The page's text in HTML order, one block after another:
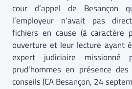
cour d’appel de Besançon
l’employeur n’avait pas
fichiers en cause (à caractère
ouverture et leur lecture ayant
expert judiciaire
prud’hommes en présence
conseils (CA Besançon, 24